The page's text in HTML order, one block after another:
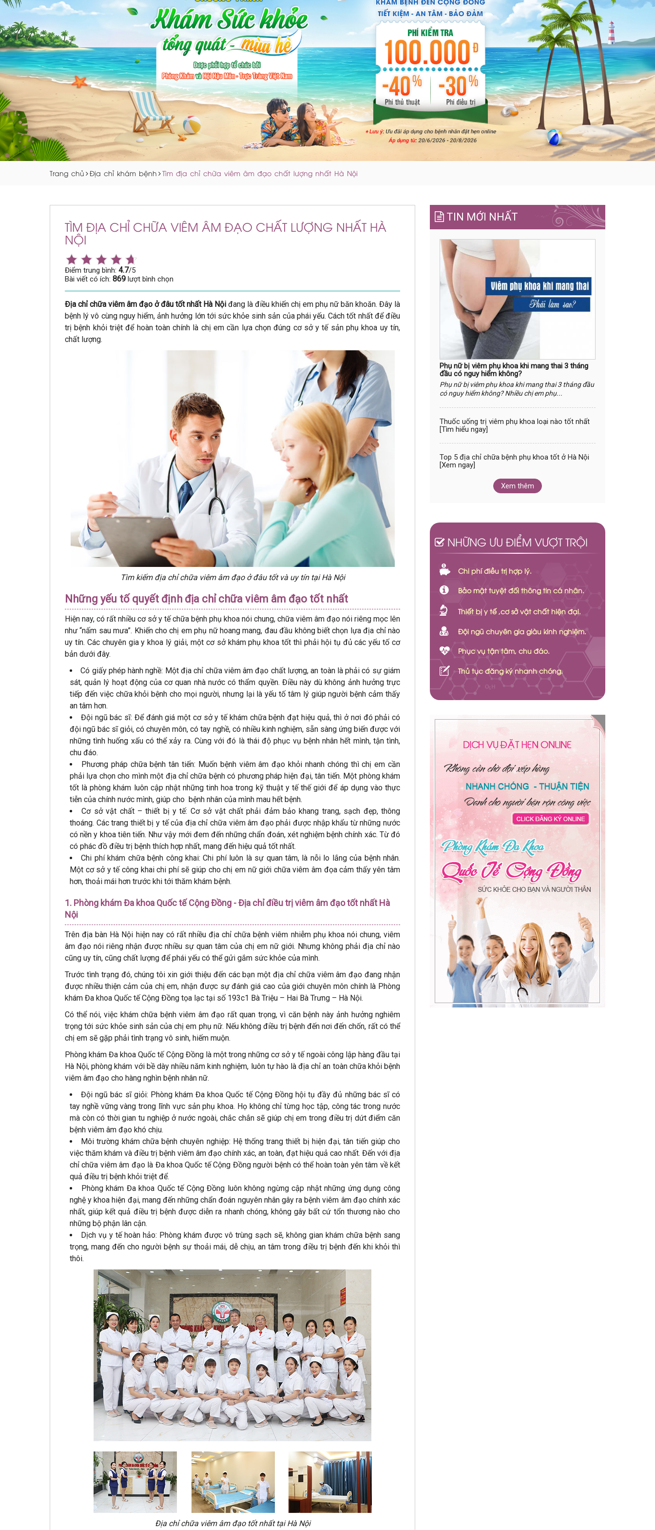
Trang chủ Địa chỉ khám bệnh Tìm địa chỉ chữa viêm âm đạo chất lượng nhất Hà Nội
TÌM ĐỊA CHỈ CHỮA VIÊM ÂM ĐẠO CHẤT LƯỢNG NHẤT HÀ
NỘI
Điểm trung bình: 4.7/5
Bài viết có ích: 869 lượt bình chọn
Địa chỉ chữa viêm âm đạo ở đâu tốt nhất Hà Nội đang là điều khiến chị em phụ nữ băn khoăn. Đây là
bệnh lý vô cùng nguy hiểm, ảnh hưởng lớn tới sức khỏe sinh sản của phái yếu. Cách tốt nhất để điều
trị bệnh khỏi triệt để hoàn toàn chính là chị em cần lựa chọn đúng cơ sở y tế sản phụ khoa uy tín,
chất lượng.
Tìm kiếm địa chỉ chữa viêm âm đạo ở đâu tốt và uy tín tại Hà Nội
Những yếu tố quyết định địa chỉ chữa viêm âm đạo tốt nhất
Hiện nay, có rất nhiều cơ sở y tế chữa bệnh phụ khoa nói chung, chữa viêm âm đạo nói riêng mọc lên
như “nấm sau mưa”. Khiến cho chị em phụ nữ hoang mang, đau đầu không biết chọn lựa địa chỉ nào
uy tín. Các chuyên gia y khoa lý giải, một cơ sở khám phụ khoa tốt thì phải hội tụ đủ các yếu tố cơ
bản dưới đây.
Có giấy phép hành nghề: Một địa chỉ chữa viêm âm đạo chất lượng, an toàn là phải có sự giám
sát, quản lý hoạt động của cơ quan nhà nước có thẩm quyền. Điều này dù không ảnh hưởng trực
tiếp đến việc chữa khỏi bệnh cho mọi người, nhưng lại là yếu tố tâm lý giúp người bệnh cảm thấy
an tâm hơn.
Đội ngũ bác sĩ: Để đánh giá một cơ sở y tế khám chữa bệnh đạt hiệu quả, thì ở nơi đó phải có
đội ngũ bác sĩ giỏi, có chuyên môn, có tay nghề, có nhiều kinh nghiệm, sẵn sàng ứng biến được với
những tình huống xấu có thể xảy ra. Cùng với đó là thái độ phục vụ bệnh nhân hết mình, tận tình,
chu đáo.
Phương pháp chữa bệnh tân tiến: Muốn bệnh viêm âm đạo khỏi nhanh chóng thì chị em cần
phải lựa chọn cho mình một địa chỉ chữa bệnh có phương pháp hiện đại, tân tiến. Một phòng khám
tốt là phòng khám luôn cập nhật những tinh hoa trong kỹ thuật y tế thế giới để áp dụng vào thực
tiễn của chính nước mình, giúp cho bệnh nhân của mình mau hết bệnh.
Cơ sở vật chất – thiết bị y tế: Cơ sở vật chất phải đảm bảo khang trang, sạch đẹp, thông
thoáng. Các trang thiết bị y tế của địa chỉ chữa viêm âm đạo phải được nhập khẩu từ những nước
có nền y khoa tiên tiến. Như vậy mới đem đến những chẩn đoán, xét nghiệm bệnh chính xác. Từ đó
có phác đồ điều trị bệnh thích hợp nhất, mang đến hiệu quả tốt nhất.
Chi phí khám chữa bệnh công khai: Chi phí luôn là sự quan tâm, là nỗi lo lắng của bệnh nhân.
Một cơ sở y tế công khai chi phí sẽ giúp cho chị em nữ giới chữa viêm âm đọa cảm thấy yên tâm
hơn, thoải mái hơn trước khi tới thăm khám bệnh.
1. Phòng khám Đa khoa Quốc tế Cộng Đồng - Địa chỉ điều trị viêm âm đạo tốt nhất Hà
Nội
Trên địa bàn Hà Nội hiện nay có rất nhiều địa chỉ chữa bệnh viêm nhiễm phụ khoa nói chung, viêm
âm đạo nói riêng nhận được nhiều sự quan tâm của chị em nữ giới. Nhưng không phải địa chỉ nào
cũng uy tín, cũng chất lượng để phái yếu có thể gửi gắm sức khỏe của mình.
Trước tình trạng đó, chúng tôi xin giới thiệu đến các bạn một địa chỉ chữa viêm âm đạo đang nhận
được nhiều thiện cảm của chị em, nhận được sự đánh giá cao của giới chuyên môn chính là Phòng
khám Đa khoa Quốc tế Cộng Đồng tọa lạc tại số 193c1 Bà Triệu – Hai Bà Trưng – Hà Nội.
Có thể nói, việc khám chữa bệnh viêm âm đạo rất quan trọng, vì căn bệnh này ảnh hưởng nghiêm
trọng tới sức khỏe sinh sản của chị em phụ nữ. Nếu không điều trị bệnh đến nơi đến chốn, rất có thể
chị em sẽ gặp phải tình trạng vô sinh, hiếm muộn.
Phòng khám Đa khoa Quốc tế Cộng Đồng là một trong những cơ sở y tế ngoài công lập hàng đầu tại
Hà Nội, phòng khám với bề dày nhiều năm kinh nghiệm, luôn tự hào là địa chỉ an toàn chữa khỏi bệnh
viêm âm đạo cho hàng nghìn bệnh nhân nữ.
Đội ngũ bác sĩ giỏi: Phòng khám Đa khoa Quốc tế Cộng Đồng hội tụ đầy đủ những bác sĩ có
tay nghề vững vàng trong lĩnh vực sản phụ khoa. Họ không chỉ từng học tập, công tác trong nước
mà còn có thời gian tu nghiệp ở nước ngoài, chắc chắn sẽ giúp chị em trong điều trị dứt điểm căn
bệnh viêm âm đạo khó chịu.
Môi trường khám chữa bệnh chuyên nghiệp: Hệ thống trang thiết bị hiện đại, tân tiến giúp cho
việc thăm khám và điều trị bệnh viêm âm đạo chính xác, an toàn, đạt hiệu quả cao nhất. Đến với địa
chỉ chữa viêm âm đạo là Đa khoa Quốc tế Cộng Đồng người bệnh có thể hoàn toàn yên tâm về kết
quả điều trị bệnh khỏi triệt để.
Phòng khám Đa khoa Quốc tế Cộng Đồng luôn không ngừng cập nhật những ứng dụng công
nghệ y khoa hiện đại, mang đến những chẩn đoán nguyên nhân gây ra bệnh viêm âm đạo chính xác
nhất, giúp kết quả điều trị bệnh được diễn ra nhanh chóng, không gây bất cứ tổn thương nào cho
những bộ phận lân cận.
Dịch vụ y tế hoàn hảo: Phòng khám được vô trùng sạch sẽ, không gian khám chữa bệnh sang
trọng, mang đến cho người bệnh sự thoải mái, dễ chịu, an tâm trong điều trị bệnh đến khi khỏi thì
thôi.
Địa chỉ chữa viêm âm đạo tốt nhất tại Hà Nội
TIN MỚI NHẤT
Phụ nữ bị viêm phụ khoa khi mang thai 3 tháng
đầu có nguy hiểm không?
Phụ nữ bị viêm phụ khoa khi mang thai 3 tháng đầu
có nguy hiểm không? Nhiều chị em phụ...
Thuốc uống trị viêm phụ khoa loại nào tốt nhất
[Tìm hiểu ngay]
Top 5 địa chỉ chữa bệnh phụ khoa tốt ở Hà Nội
[Xem ngay]
Xem thêm
NHỮNG ƯU ĐIỂM VƯỢT TRỘI
Chi phí điều trị hợp lý.
Bảo mật tuyệt đối thông tin cá nhân.
Thiết bị y tế ,cơ sở vật chất hiện đại.
Đội ngũ chuyên gia giàu kinh nghiệm.
Phục vụ tận tâm, chu đáo.
Thủ tục đăng ký nhanh chóng.